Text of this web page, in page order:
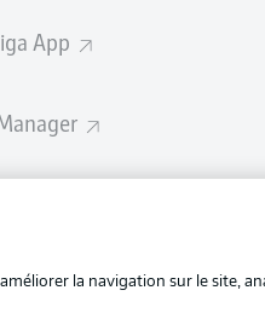
App
la navigation sur le site,